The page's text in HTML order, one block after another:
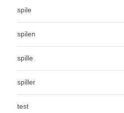
spile
spilen
spille
spiller
test